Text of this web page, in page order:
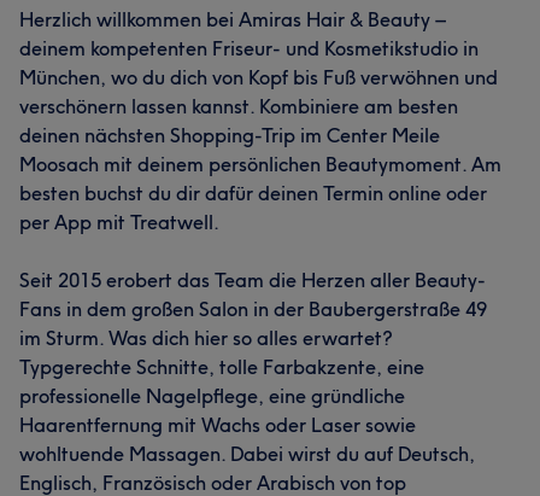
Herzlich willkommen bei Amiras Hair & Beauty –
deinem kompetenten Friseur- und Kosmetikstudio in
München, wo du dich von Kopf bis Fuß verwöhnen und
verschönern lassen kannst. Kombiniere am besten
deinen nächsten Shopping-Trip im Center Meile
Moosach mit deinem persönlichen Beautymoment. Am
besten buchst du dir dafür deinen Termin online oder
per App mit Treatwell.
Seit 2015 erobert das Team die Herzen aller Beauty-
Fans in dem großen Salon in der Baubergerstraße 49
im Sturm. Was dich hier so alles erwartet?
Typgerechte Schnitte, tolle Farbakzente, eine
professionelle Nagelpflege, eine gründliche
Haarentfernung mit Wachs oder Laser sowie
wohltuende Massagen. Dabei wirst du auf Deutsch,
Englisch, Französisch oder Arabisch von top